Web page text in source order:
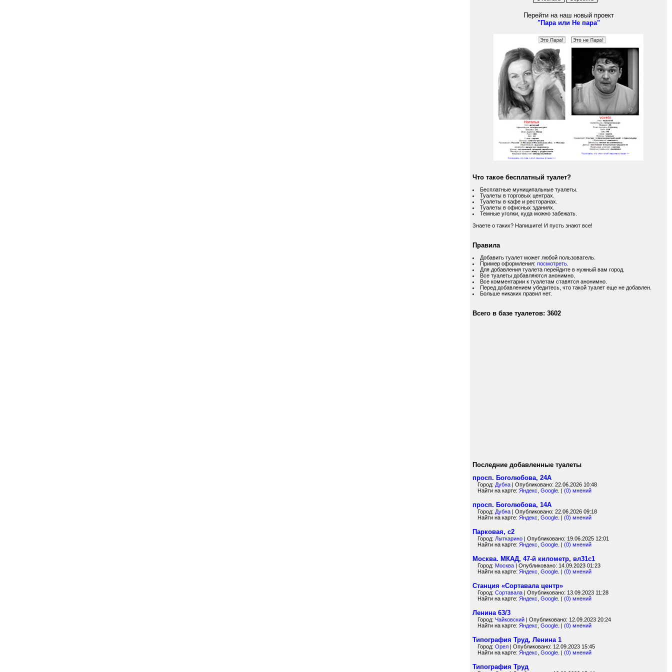
Перейти на наш новый проект
"Пара или Не пара"
Что такое бесплатный туалет?
Бесплатные муниципальные туалеты.
Туалеты в торговых центрах.
Туалеты в кафе и ресторанах.
Туалеты в офисных зданиях.
Темные уголки, куда можно забежать.
Знаете о таких? Напишите! И пусть знают все!
Правила
Добавить туалет может любой пользователь.
Пример оформления: посмотреть.
Для добавления туалета перейдите в нужный вам город.
Все туалеты добавляются анонимно.
Все комментарии к туалетам ставятся анонимно.
Перед добавлением убедитесь, что такой туалет еще не добавлен.
Больше никаких правил нет.
Всего в базе туалетов: 3602
Последние добавленные туалеты
просп. Боголюбова, 24А
Город: Дубна | Опубликовано: 22.06.2026 10:48
Найти на карте: Яндекс Google . | (0) мнений
просп. Боголюбова, 14А
Город: Дубна | Опубликовано: 22.06.2026 09:18
Найти на карте: Яндекс Google . | (0) мнений
Парковая, с2
Город: Лыткарино | Опубликовано: 19.06.2025 12:01
Найти на карте: Яндекс Google . | (0) мнений
Москва. МКАД, 47-й километр, вл31с1
Город: Москва | Опубликовано: 14.09.2023 01:23
Найти на карте: Яндекс Google . | (0) мнений
Станция «Сортавала центр»
Город: Сортавала | Опубликовано: 13.09.2023 11:28
Найти на карте: Яндекс Google . | (0) мнений
Ленина 63/3
Город: Чайковский | Опубликовано: 12.09.2023 20:24
Найти на карте: Яндекс Google . | (0) мнений
Типография Труд, Ленина 1
Город: Орел | Опубликовано: 12.09.2023 15:45
Найти на карте: Яндекс Google . | (0) мнений
Типография Труд